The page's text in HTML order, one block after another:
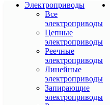
Электроприводы
Все
электроприводы
Цепные
электроприводы
Реечные
электроприводы
Линейные
электроприводы
Запирающие
электроприводы